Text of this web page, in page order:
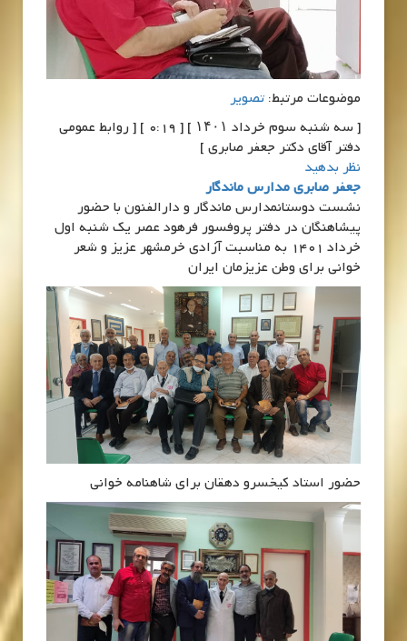
موضوعات مرتبط: تصویر
[ سه شنبه سوم خرداد ۱۴۰۱ ] [ 0:19 ] [ روابط عمومی
دفتر آقای دکتر جعفر صابری ]
نظر بدهید
جعفر صابری مدارس ماندگار
نشست دوستانمدارس ماندگار و دارالفنون با حضور
پیشاهنگان در دفتر پروفسور فرهود عصر یک شنبه اول
خرداد 1401 به مناسبت آزادی خرمشهر عزیز و شعر
خوانی برای وطن عزیزمان ایران
حضور استاد کیخسرو دهقان برای شاهنامه خوانی